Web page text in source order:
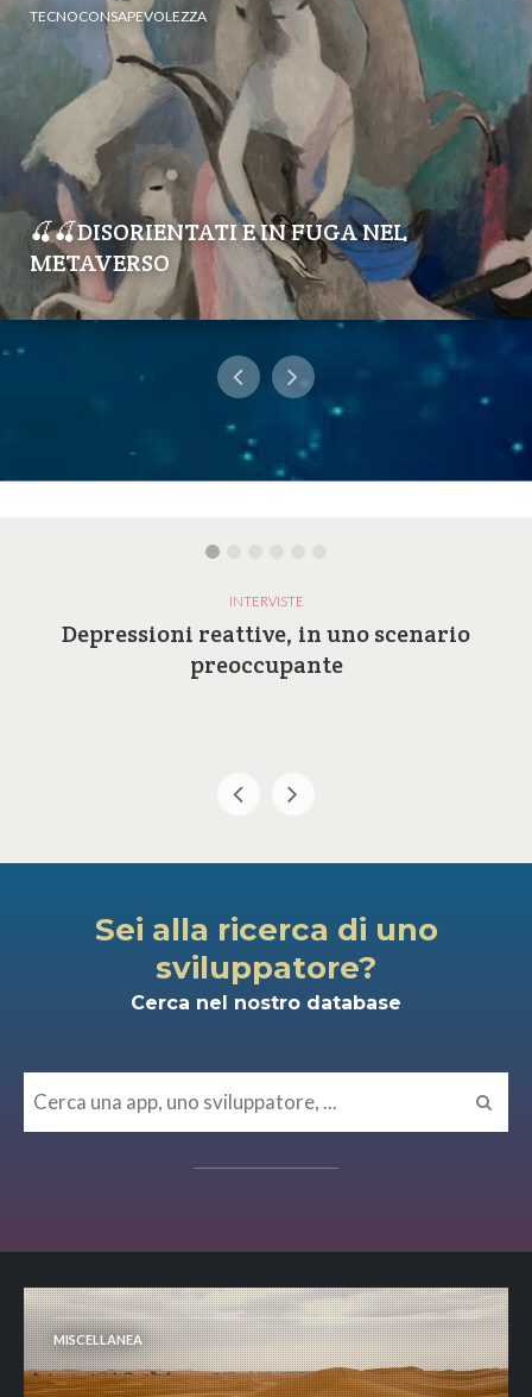
TECNOCONSAPEVOLEZZA
🍒🍒DISORIENTATI E IN FUGA NEL
METAVERSO
INTERVISTE
Depressioni reattive, in uno scenario
preoccupante
Sei alla ricerca di uno
sviluppatore?
Cerca nel nostro database
MISCELLANEA